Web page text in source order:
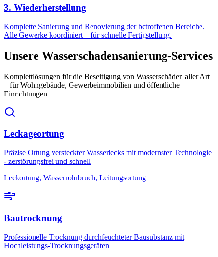
3. Wiederherstellung
Komplette Sanierung und Renovierung der betroffenen Bereiche.
Alle Gewerke koordiniert – für schnelle Fertigstellung.
Unsere Wasserschadensanierung-Services
Komplettlösungen für die Beseitigung von Wasserschäden aller Art
– für Wohngebäude, Gewerbeimmobilien und öffentliche
Einrichtungen
Leckageortung
Präzise Ortung versteckter Wasserlecks mit modernster Technologie
- zerstörungsfrei und schnell
Leckortung, Wasserrohrbruch, Leitungsortung
Bautrocknung
Professionelle Trocknung durchfeuchteter Bausubstanz mit
Hochleistungs-Trocknungsgeräten